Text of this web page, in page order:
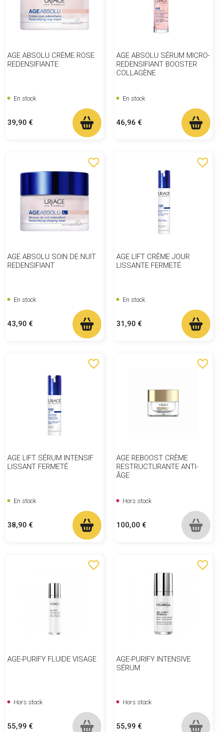
AGE ABSOLU CRÈME ROSE
REDENSIFIANTE
En stock
Prix
39,90 €
AGE ABSOLU SÉRUM MICRO-
REDENSIFIANT BOOSTER
COLLAGÈNE
En stock
Prix
46,96 €
favorite_border
AGE ABSOLU SOIN DE NUIT
REDENSIFIANT
En stock
Prix
43,90 €
favorite_border
AGE LIFT CRÈME JOUR
LISSANTE FERMETÉ
En stock
Prix
31,90 €
favorite_border
AGE LIFT SÉRUM INTENSIF
LISSANT FERMETÉ
En stock
Prix
38,90 €
favorite_border
AGE REBOOST CRÈME
RESTRUCTURANTE ANTI-
ÂGE
Hors stock
Prix
100,00 €
favorite_border
AGE-PURIFY FLUIDE VISAGE
Hors stock
Prix
55,99 €
favorite_border
AGE-PURIFY INTENSIVE
SÉRUM
Hors stock
Prix
55,99 €